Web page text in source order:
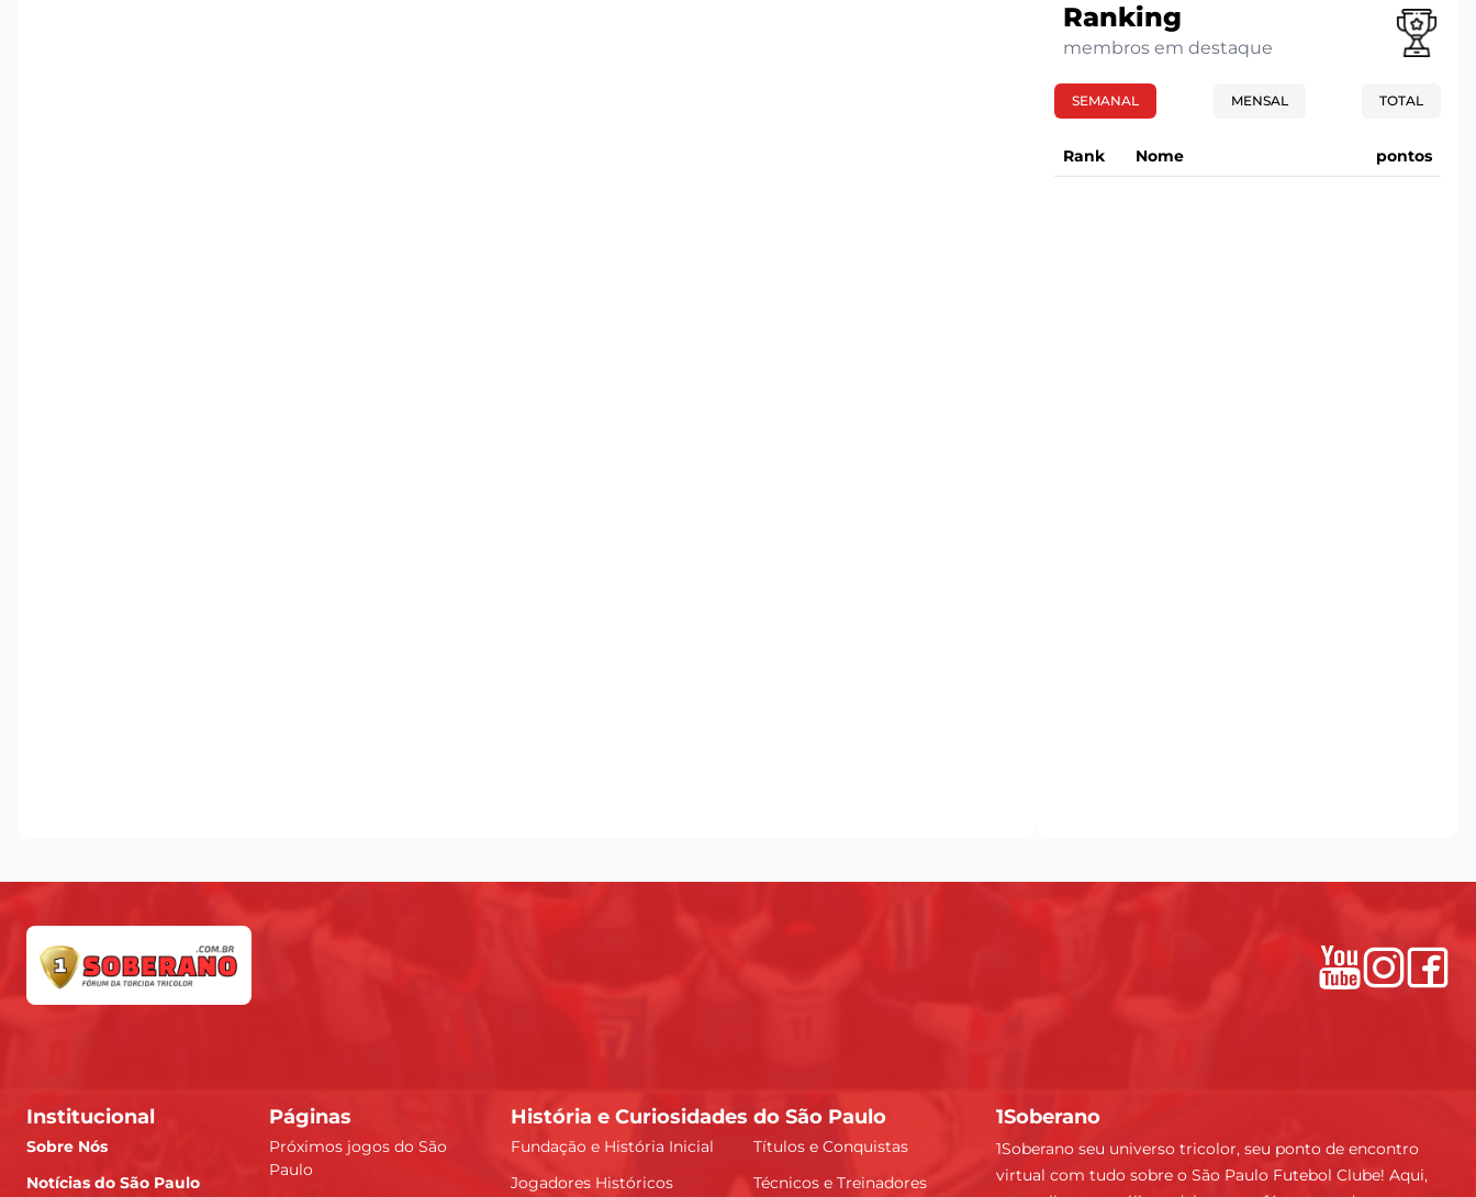
Ranking
membros em destaque
SEMANAL MENSAL TOTAL
Rank Nome pontos
Institucional
Sobre Nós
Notícias do São Paulo
Páginas
Próximos jogos do São
Paulo
História e Curiosidades do São Paulo
Fundação e História Inicial
Títulos e Conquistas
Jogadores Históricos
Técnicos e Treinadores
1Soberano
1Soberano seu universo tricolor, seu ponto de encontro
virtual com tudo sobre o São Paulo Futebol Clube! Aqui,